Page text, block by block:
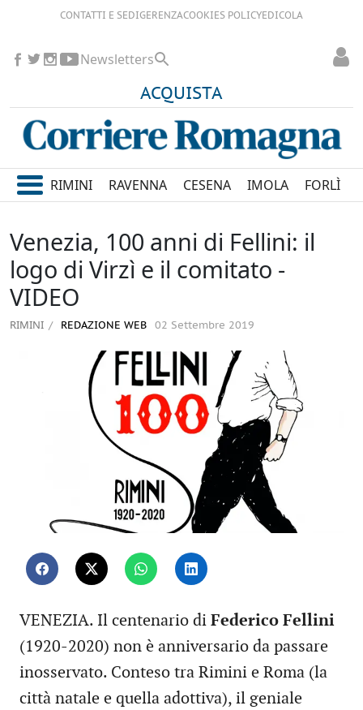
CONTATTI E SEDIGERENZACOOKIES POLICYEDICOLA
ACQUISTA
Newsletters
RIMINI RAVENNA CESENA IMOLA FORLÌ
Venezia, 100 anni di Fellini: il
logo di Virzì e il comitato -
VIDEO
RIMINI REDAZIONE WEB 02 Settembre 2019
VENEZIA. Il centenario di Federico Fellini
(1920-2020) non è anniversario da passare
inosservato. Conteso tra Rimini e Roma (la
città natale e quella adottiva), il geniale